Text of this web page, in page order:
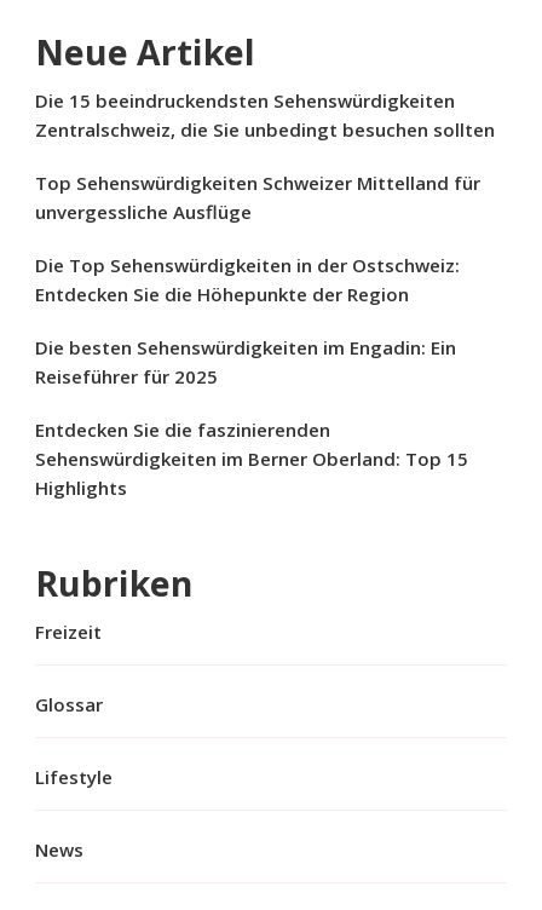
Neue Artikel
Die 15 beeindruckendsten Sehenswürdigkeiten
Zentralschweiz, die Sie unbedingt besuchen sollten
Top Sehenswürdigkeiten Schweizer Mittelland für
unvergessliche Ausflüge
Die Top Sehenswürdigkeiten in der Ostschweiz:
Entdecken Sie die Höhepunkte der Region
Die besten Sehenswürdigkeiten im Engadin: Ein
Reiseführer für 2025
Entdecken Sie die faszinierenden
Sehenswürdigkeiten im Berner Oberland: Top 15
Highlights
Rubriken
Freizeit
Glossar
Lifestyle
News